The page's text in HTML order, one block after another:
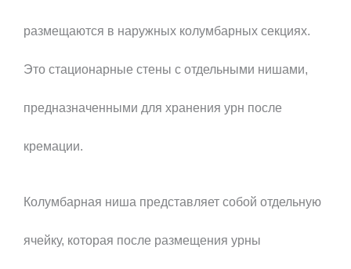
размещаются в наружных колумбарных секциях.
Это стационарные стены с отдельными нишами,
предназначенными для хранения урн после
кремации.
Колумбарная ниша представляет собой отдельную
ячейку, которая после размещения урны